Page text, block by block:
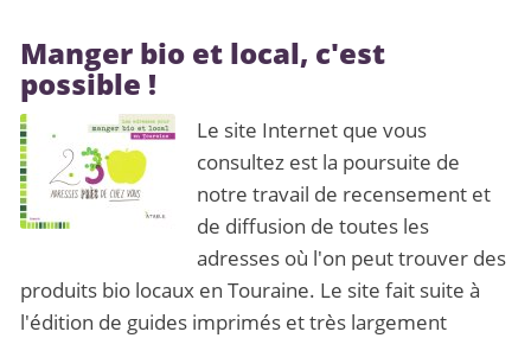
Manger bio et local, c'est
possible !
Le site Internet que vous
consultez est la poursuite de
notre travail de recensement et
de diffusion de toutes les
adresses où l'on peut trouver des
produits bio locaux en Touraine. Le site fait suite à
l'édition de guides imprimés et très largement